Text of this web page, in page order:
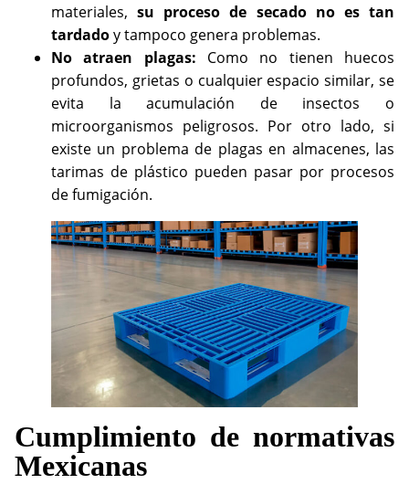
materiales,su proceso de secado no es tan
tardadoy tampoco genera problemas.
No atraen plagas: Como no tienen huecos
profundos, grietas o cualquier espacio similar, se
evita la acumulación de insectos o
microorganismos peligrosos. Por otro lado, si
existe un problema de plagas en almacenes, las
tarimas de plástico pueden pasar por procesos
de fumigación.
Cumplimiento de normativas
Mexicanas